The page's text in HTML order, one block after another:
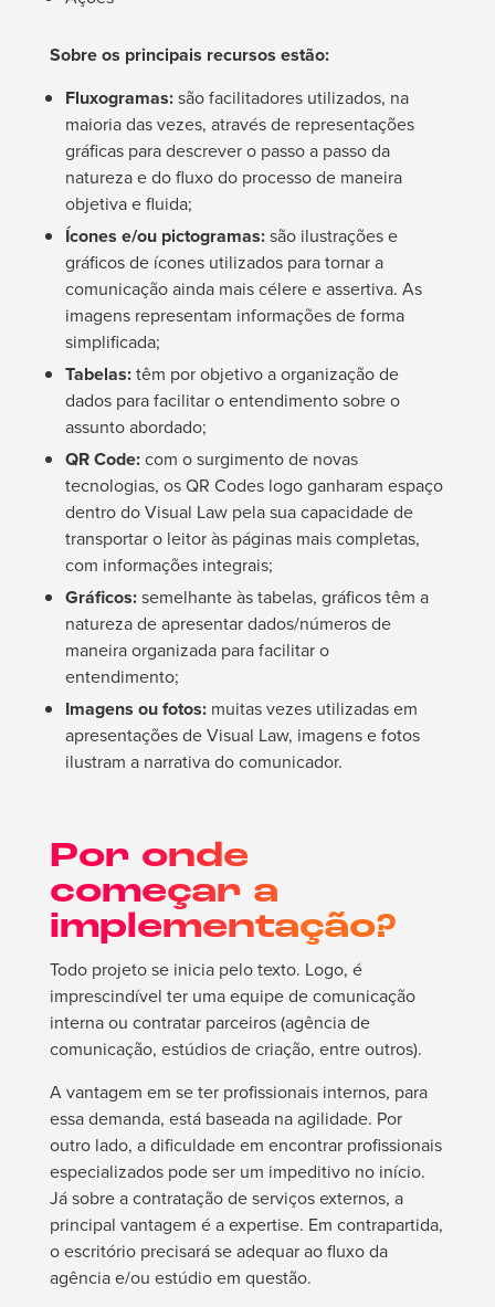
Sobre os principais recursos estão:
Fluxogramas:são facilitadores utilizados, na
maioria das vezes, através de representações
gráficas para descrever o passo a passo da
natureza e do fluxo do processo de maneira
objetiva e fluida;
Ícones e/ou pictogramas:são ilustrações e
gráficos de ícones utilizados para tornar a
comunicação ainda mais célere e assertiva. As
imagens representam informações de forma
simplificada;
Tabelas:têm por objetivo a organização de
dados para facilitar o entendimento sobre o
assunto abordado;
QR Code:com o surgimento de novas
tecnologias, os QR Codes logo ganharam espaço
dentro do Visual Law pela sua capacidade de
transportar o leitor às páginas mais completas,
com informações integrais;
Gráficos:semelhante às tabelas, gráficos têm a
natureza de apresentar dados/números de
maneira organizada para facilitar o
entendimento;
Imagens ou fotos:muitas vezes utilizadas em
apresentações de Visual Law, imagens e fotos
ilustram a narrativa do comunicador.
Por onde
começar a
implementação?
Todo projeto se inicia pelo texto. Logo, é
imprescindível ter uma equipe de comunicação
interna ou contratar parceiros (agência de
comunicação, estúdios de criação, entre outros).
A vantagem em se ter profissionais internos, para
essa demanda, está baseada na agilidade. Por
outro lado, a dificuldade em encontrar profissionais
especializados pode ser um impeditivo no início.
Já sobre a contratação de serviços externos, a
principal vantagem é a expertise. Em contrapartida,
o escritório precisará se adequar ao fluxo da
agência e/ou estúdio em questão.